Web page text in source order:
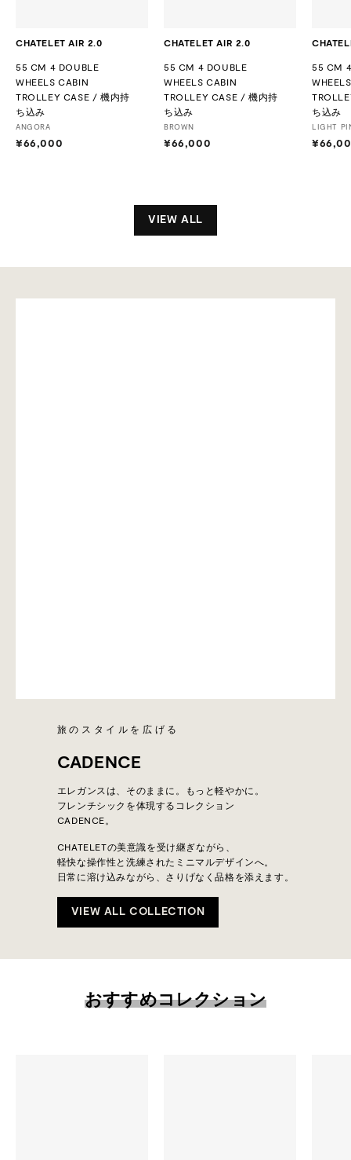
CHATELET AIR 2.0
55 CM 4 DOUBLE
WHEELS CABIN
TROLLEY CASE / 機内持
ち込み
ANGORA
¥66,000
CHATELET AIR 2.0
55 CM 4 DOUBLE
WHEELS CABIN
TROLLEY CASE / 機内持
ち込み
BROWN
¥66,000
0
0
55 CM
ち込み
LIGHT
VIEW ALL
旅のスタイルを広げる
CADENCE
エレガンスは、そのままに。もっと軽やかに。
フレンチシックを体現するコレクション
CADENCE。
CHATELETの美意識を受け継ぎながら、
軽快な操作性と洗練されたミニマルデザインへ。
日常に溶け込みながら、さりげなく品格を添えます。
VIEW ALL COLLECTION
おすすめコレクション